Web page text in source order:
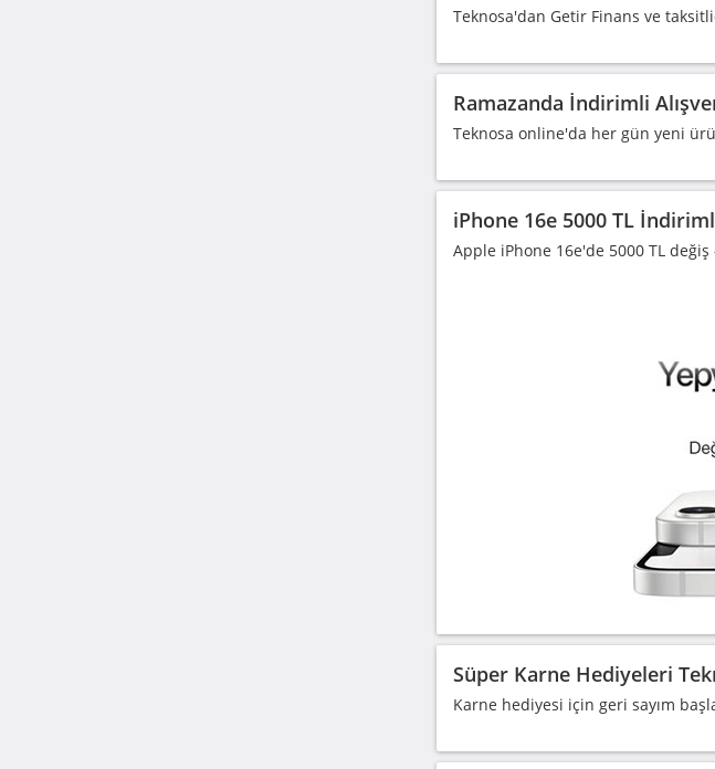
Teknosa'dan Getir Finans ve
Ramazanda İndirimli
Teknosa online'da her gün yeni
iPhone 16e 5000 TL
Apple iPhone 16e'de 5000 TL değiş
Süper Karne Hediyeleri
Karne hediyesi için geri sayım